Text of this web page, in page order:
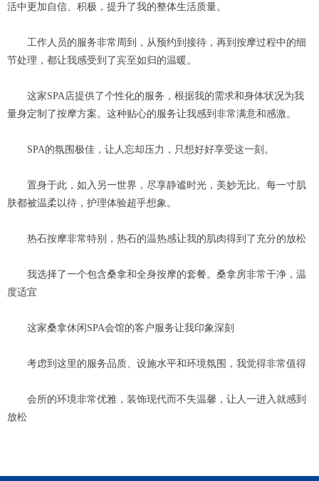
活中更加自信、积极，提升了我的整体生活质量。
工作人员的服务非常周到，从预约到接待，再到按摩过程中的细
节处理，都让我感受到了宾至如归的温暖。
这家SPA店提供了个性化的服务，根据我的需求和身体状况为我
量身定制了按摩方案。这种贴心的服务让我感到非常满意和感激。
SPA的氛围极佳，让人忘却压力，只想好好享受这一刻。
置身于此，如入另一世界，尽享静谧时光，美妙无比。每一寸肌
肤都被温柔以待，护理体验超乎想象。
热石按摩非常特别，热石的温热感让我的肌肉得到了充分的放松
我选择了一个包含桑拿和全身按摩的套餐。桑拿房非常干净，温
度适宜
这家桑拿休闲SPA会馆的客户服务让我印象深刻
考虑到这里的服务品质、设施水平和环境氛围，我觉得非常值得
会所的环境非常优雅，装饰现代而不失温馨，让人一进入就感到
放松